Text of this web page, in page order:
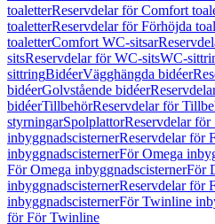
toaletterReservdelar för Comfort
toaletterReservdelar för Förhöjda
toaletterComfort WC-sitsar
sitsReservdelar för WC-sitsWC-
sittringBidéerVägghängda bidéer
bidéerGolvstående bidéer
bidéerTillbehörReservdelar för
styrningarSpolplattorReservdelar för
inbyggnadscisternerReservdelar för
inbyggnadscisternerFör Omega
För Omega inbyggnadscisternerFör
inbyggnadscisternerReservdelar för
inbyggnadscisternerFör Twinline
för För Twinline